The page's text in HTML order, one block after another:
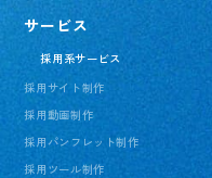
サービス
採用系サービス
採用サイト制作
採用動画制作
採用パンフレット制作
採用ツール制作